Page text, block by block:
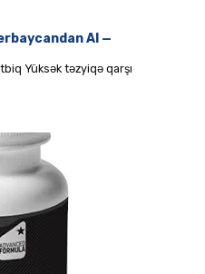
Al —
Yüksək təzyiqə qarşı